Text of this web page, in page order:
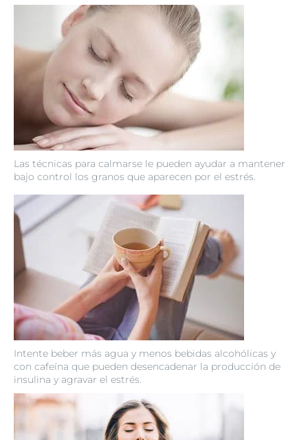
Las técnicas para calmarse le pueden ayudar a mantener
bajo control los granos que aparecen por el estrés.
Intente beber más agua y menos bebidas alcohólicas y
con cafeína que pueden desencadenar la producción de
insulina y agravar el estrés.